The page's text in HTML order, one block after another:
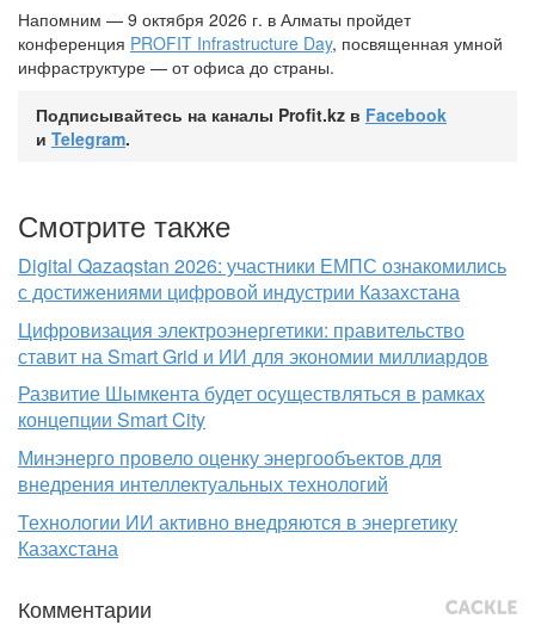
Напомним — 9 октября 2026 г. в Алматы пройдет
конференция PROFIT Infrastructure Day, посвященная умной
инфраструктуре — от офиса до страны.
Подписывайтесь на каналы Profit.kz в Facebook
и Telegram.
Смотрите также
Digital Qazaqstan 2026: участники ЕМПС ознакомились
с достижениями цифровой индустрии Казахстана
Цифровизация электроэнергетики: правительство
ставит на Smart Grid и ИИ для экономии миллиардов
Развитие Шымкента будет осуществляться в рамках
концепции Smart City
Минэнерго провело оценку энергообъектов для
внедрения интеллектуальных технологий
Технологии ИИ активно внедряются в энергетику
Казахстана
Комментарии